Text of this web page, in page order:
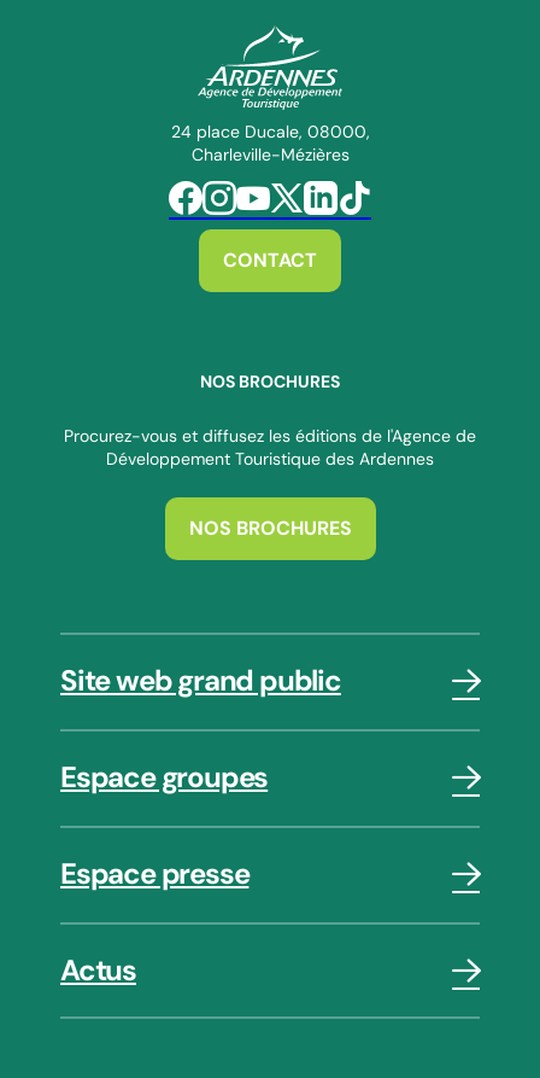
ADT des Ardennes Pro
24 place Ducale, 08000,
Charleville-Mézières
Suivez-nous sur Facebook
Suivez-nous sur Instagram
Suivez-nous sur Youtube
Suivez-nous sur Twitter
Suivez-nous sur Linkedin
Suivez-nous sur Tiktok
CONTACT
NOS BROCHURES
Procurez-vous et diffusez les éditions de l'Agence de
Développement Touristique des Ardennes
NOS BROCHURES
Site web grand public
Espace groupes
Espace presse
Actus